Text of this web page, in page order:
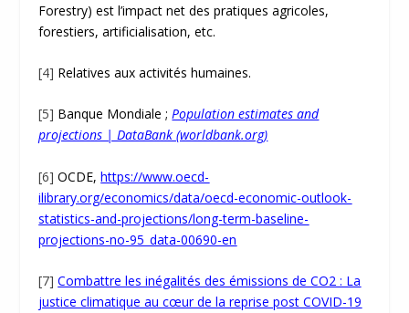
Forestry) est l’impact net des pratiques agricoles,
forestiers, artificialisation, etc.
[4] Relatives aux activités humaines.
[5] Banque Mondiale ;Population estimates and
projections | DataBank (worldbank.org)
[6] OCDE,https://www.oecd-
ilibrary.org/economics/data/oecd-economic-outlook-
statistics-and-projections/long-term-baseline-
projections-no-95_data-00690-en
[7] Combattre les inégalités des émissions de CO2 : La
justice climatique au cœur de la reprise post COVID-19